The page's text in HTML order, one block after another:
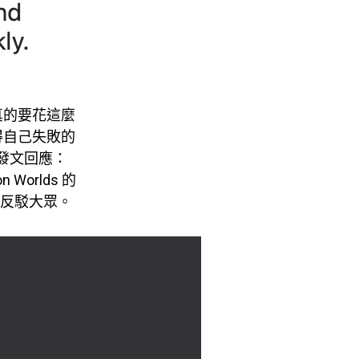
要花這麼
己失敗的
文回應：
Worlds 的
駁大眾。